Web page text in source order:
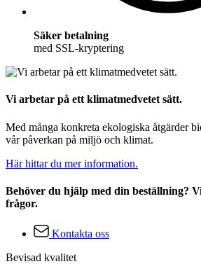
Säker betalning
med SSL-kryptering
Vi arbetar på ett klimatmedvetet sätt.
Med många konkreta ekologiska åtgärder
vår påverkan på miljö och klimat.
Här hittar du mer information.
Behöver du hjälp med din beställning?
frågor.
Kontakta oss
Bevisad kvalitet